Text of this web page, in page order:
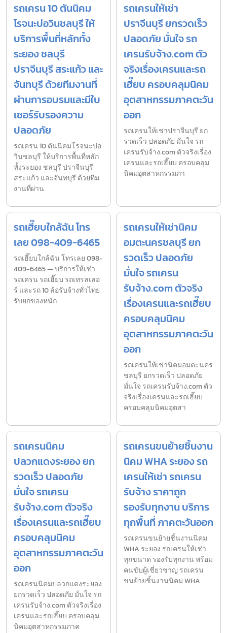
รถเครน 10 ตันนิคม
โรจนะบ่อวินชลบุรี ให้
บริการพื้นที่หลักทั้ง
ระยอง ชลบุรี
ปราจีนบุรี สระแก้ว และ
จันทบุรี ด้วยทีมงานที่
ผ่านการอบรมและมีใบ
เซอร์รับรองความ
ปลอดภัย
รถเครน 10 ตันนิคมโรจนะบ่อ
วินชลบุรี ให้บริการพื้นที่หลัก
ทั้งระยอง ชลบุรี ปราจีนบุรี
สระแก้ว และจันทบุรี ด้วยทีม
งานที่ผ่าน
รถเครนให้เช่า
ปราจีนบุรี ยกรวดเร็ว
ปลอดภัย มั่นใจ รถ
เครนรับจ้าง.com ตัว
จริงเรื่องเครนและรถ
เฮี๊ยบ ครอบคลุมนิคม
อุตสาหกรรมภาคตะวัน
ออก
รถเครนให้เช่าปราจีนบุรี ยก
รวดเร็ว ปลอดภัย มั่นใจ รถ
เครนรับจ้าง.com ตัวจริงเรื่อง
เครนและรถเฮี๊ยบ ครอบคลุม
นิคมอุตสาหกรรมภา
รถเฮี๊ยบใกล้ฉัน โทร
เลย 098-409-6465
รถเฮี๊ยบใกล้ฉัน โทรเลย 098-
409-6465 — บริการให้เช่า
รถเครน รถเฮี๊ยบ รถเทรลเลอ
ร์ และรถ 10 ล้อรับจ้างทั่วไทย
รับยกของหนัก
รถเครนให้เช่านิคม
อมตะนครชลบุรี ยก
รวดเร็ว ปลอดภัย
มั่นใจ รถเครน
รับจ้าง.com ตัวจริง
เรื่องเครนและรถเฮี๊ยบ
ครอบคลุมนิคม
อุตสาหกรรมภาคตะวัน
ออก
รถเครนให้เช่านิคมอมตะนคร
ชลบุรี ยกรวดเร็ว ปลอดภัย
มั่นใจ รถเครนรับจ้าง.com ตัว
จริงเรื่องเครนและรถเฮี๊ยบ
ครอบคลุมนิคมอุตสา
รถเครนนิคม
ปลวกแดงระยอง ยก
รวดเร็ว ปลอดภัย
มั่นใจ รถเครน
รับจ้าง.com ตัวจริง
เรื่องเครนและรถเฮี๊ยบ
ครอบคลุมนิคม
อุตสาหกรรมภาคตะวัน
ออก
รถเครนนิคมปลวกแดงระยอง
ยกรวดเร็ว ปลอดภัย มั่นใจ รถ
เครนรับจ้าง.com ตัวจริงเรื่อง
เครนและรถเฮี๊ยบ ครอบคลุม
นิคมอุตสาหกรรมภาค
รถเครนขนย้ายชิ้นงาน
นิคม WHA ระยอง รถ
เครนให้เช่า รถเครน
รับจ้าง ราคาถูก
รองรับทุกงาน บริการ
ทุกพื้นที่ ภาคตะวันออก
รถเครนขนย้ายชิ้นงานนิคม
WHA ระยอง รถเครนให้เช่า
ทุกขนาด รองรับทุกงาน พร้อม
คนขับผู้เชี่ยวชาญ รถเครน
ขนย้ายชิ้นงานนิคม WHA